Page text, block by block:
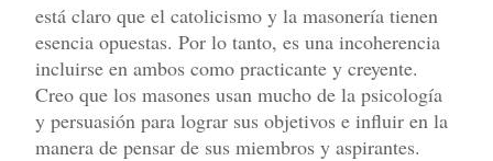
está claro que el catolicismo y la masonería tienen
esencia opuestas. Por lo tanto, es una incoherencia
incluirse en ambos como practicante y creyente.
Creo que los masones usan mucho de la psicología
y persuasión para lograr sus objetivos e influir en la
manera de pensar de sus miembros y aspirantes.